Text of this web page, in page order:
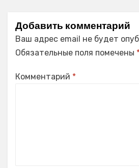
Добавить комментарий
Ваш адрес email не будет
Обязательные поля помечены
Комментарий *